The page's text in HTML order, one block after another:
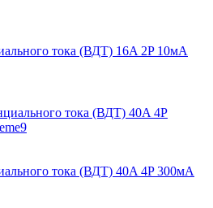
тока (ВДТ) 16A 2P 10мА
тока (ВДТ) 40A 4P 300мА